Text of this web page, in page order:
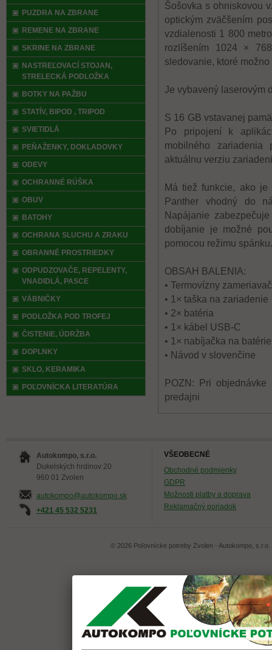
Šošovka s ohniskovou
optickým zväčšením
vzdialenosti 1 800
rozlíšením 1024 ×
sledovanie, ktoré
Je vybavený laserovým
S 16 GB vstavanej
Po pripojení k
mobilného
aktuálnu verziu
Má tiež funkcie, ako
Panther vhodný do
Napájanie
dobíjanie je možné
pomocou režimu spánku.
OBSAH BALENIA:
• Termovízny
• 1× taška na zariadenie
• 2× batéria
• 1× kábel USB-C
• 1× nabíjačka na batérie
• Návod v slovenčine
POZN: Pri
predajni
PUZDRA NA ZBRANE
REMENE NA ZBRANE
SKRINE NA ZBRANE
NASTREĽOVACÍ STOJAN,
STRELECKÁ PODLOŽKA
BOTKY NA PAŽBU
STATÍV, BIPOD , TRIPOD
SVIETIDLÁ
PEŇAŽENKY, DOKLADOVKY
ODEVY
OCHRANNÉ RÚŠKA
OBUV
BATOHY
OCHRANA SLUCHU A ZRAKU
OBRANNÉ PROSTRIEDKY
ODPUDZOVAČE, REPELENTY,
VNADIDLÁ, PASCE
VÁBNIČKY
PODLOŽKA POD TROFEJ
ČISTENIE, ÚDRŽBA
DOPLNKY
SKLO, KERAMIKA
POĽOVNÍCKA LITERATÚRA
Autokompo, s.r.o.
Dukelských hrdinov 20
960 01 Zvolen
autokompo@autokompo.sk
+421 45 532 5231
VŠEOBECNÉ
Obchodné podmienky
GDPR
Možnosti platby a doprava
Reklamačný poriadok
© 2026 Poľovnícke potreby Zvolen - Autokompo, s.r.o.